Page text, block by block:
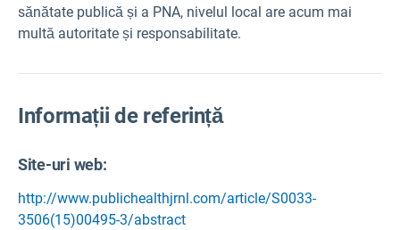
sănătate publică și a PNA, nivelul local are acum mai
multă autoritate și responsabilitate.
Informații de referință
Site-uri web:
http://www.publichealthjrnl.com/article/S0033-
3506(15)00495-3/abstract